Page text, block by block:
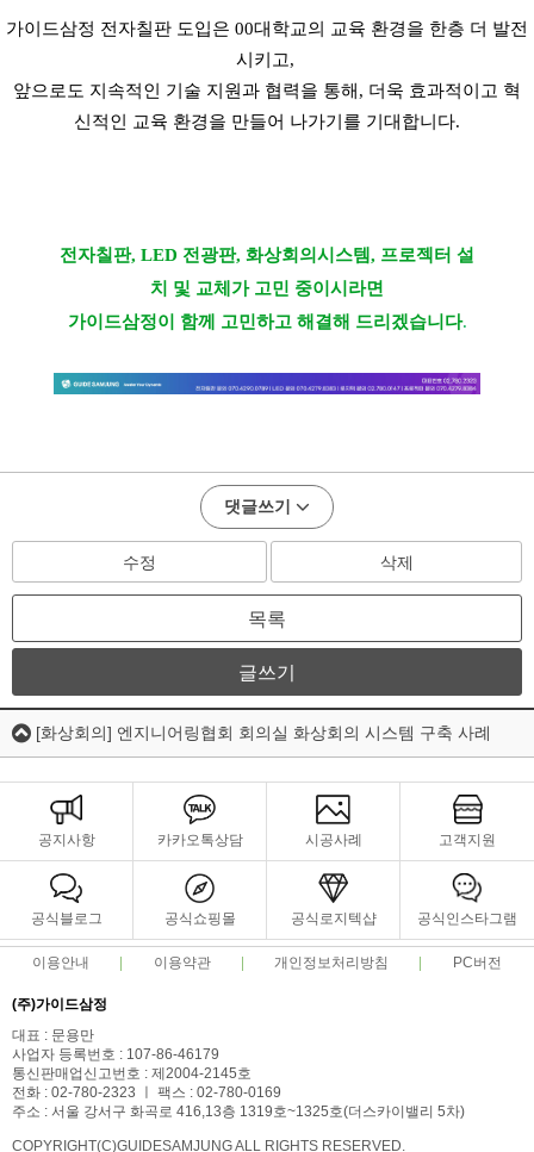
가이드삼정 전자칠판 도입은 00대학교의 교육 환경을 한층 더 발전
시키고,
앞으로도 지속적인 기술 지원과 협력을 통해, 더욱 효과적이고 혁
신적인 교육 환경을 만들어 나가기를 기대합니다.
전자칠판, LED 전광판, 화상회의시스템, 프로젝터 설
치 및 교체가 고민 중이시라면
가이드삼정이 함께 고민하고 해결해 드리겠습니다.
댓글쓰기
수정 삭제
목록
글쓰기
[화상회의] 엔지니어링협회 회의실 화상회의 시스템 구축 사례
공지사항 카카오톡상담 시공사례 고객지원
공식블로그 공식쇼핑몰 공식로지텍샵 공식인스타그램
이용안내 이용약관 개인정보처리방침 PC버전
(주)가이드삼정
대표 : 문용만
사업자 등록번호 : 107-86-46179
통신판매업신고번호 : 제2004-2145호
전화 : 02-780-2323 ㅣ 팩스 : 02-780-0169
주소 : 서울 강서구 화곡로 416,13층 1319호~1325호(더스카이밸리 5차)
COPYRIGHT(C)GUIDESAMJUNG ALL RIGHTS RESERVED.